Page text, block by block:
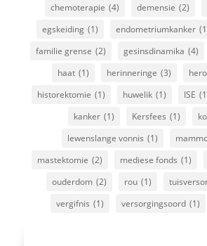
chemoterapie (4) demensie (2)
egskeiding (1) endometriumkanker
familie grense (2) gesinsdinamika (4)
haat (1) herinneringe (3)
historektomie (1) huwelik (1) ISE
kanker (1) Kersfees (1)
lewenslange vonnis (1)
mastektomie (2) mediese fonds (1)
ouderdom (2) rou (1)
vergifnis (1) versorgingsoord (1)